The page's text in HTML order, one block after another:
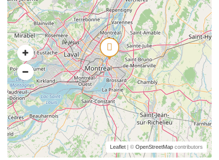
Leaflet | © OpenStreetMap contributors